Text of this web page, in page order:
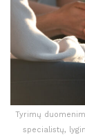
Tyrimų
specialistų,